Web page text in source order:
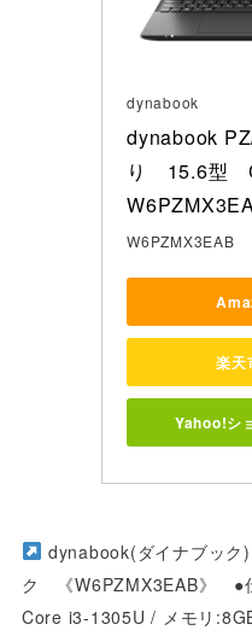
dynabook
dynabook
り　15.6型
W6PZMX3EAB
楽天
Yahoo!シ
dynabook(ダイナブッ
ク 《W6PZMX3EAB》 ●
Core i3-1305U / メモリ